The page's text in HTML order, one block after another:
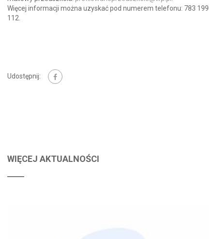
Więcej informacji można uzyskać pod numerem telefonu: 783 199
112.
Udostępnij:
WIĘCEJ AKTUALNOŚCI